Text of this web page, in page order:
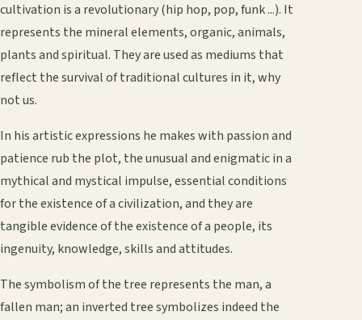
cultivation is a revolutionary (hip hop, pop, funk ...). It
represents the mineral elements, organic, animals,
plants and spiritual. They are used as mediums that
reflect the survival of traditional cultures in it, why
not us.
In his artistic expressions he makes with passion and
patience rub the plot, the unusual and enigmatic in a
mythical and mystical impulse, essential conditions
for the existence of a civilization, and they are
tangible evidence of the existence of a people, its
ingenuity, knowledge, skills and attitudes.
The symbolism of the tree represents the man, a
fallen man; an inverted tree symbolizes indeed the